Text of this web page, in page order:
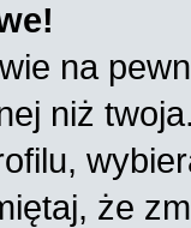
na
niż
że